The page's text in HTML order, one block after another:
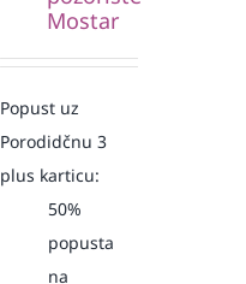
Mostar
Popust uz
Porodidčnu 3
plus karticu:
50%
popusta
na